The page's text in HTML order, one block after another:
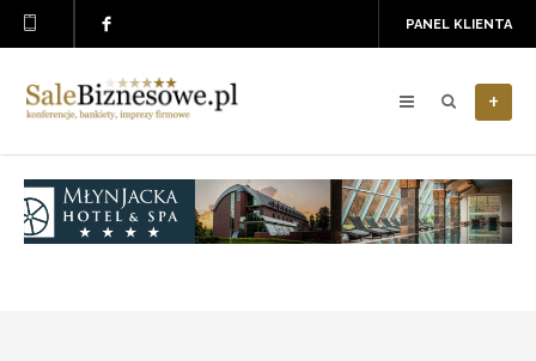
PANEL KLIENTA
+